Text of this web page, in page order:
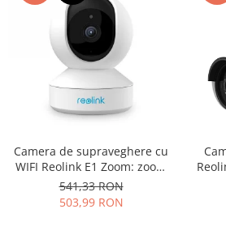
Camera de supraveghere cu
WIFI Reolink E1 Zoom: zoom
optic 3x, rezolutie 5MP,
avertizare detectie miscare pe
email si prin notificare pe
541,33 RON
503,99 RON